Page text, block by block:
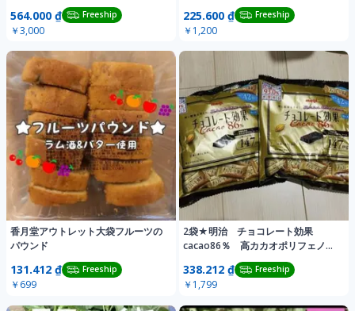
564.000 ₫ Freeship
￥3,000
225.600 ₫ Freeship
￥1,200
香月堂アウトレット大袋フルーツの
パウンド
131.412 ₫ Freeship
￥699
2袋★明治 チョコレート効果
cacao86％ 高カカオポリフェノー
338.212 ₫ Freeship
￥1,799